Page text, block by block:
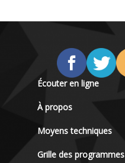
Écouter en ligne
À propos
Moyens techniques
Grille des programmes